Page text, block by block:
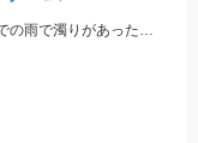
ヒットルアーはザブラシステムミノー７Ｆ。朝までの雨で濁りがあったので高活性でした！